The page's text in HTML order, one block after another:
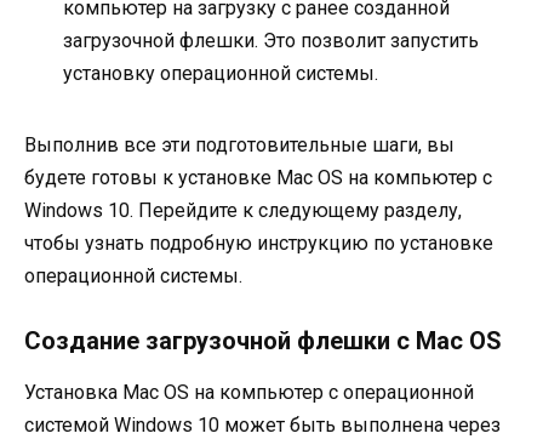
компьютер на загрузку с ранее созданной
загрузочной флешки. Это позволит запустить
установку операционной системы.
Выполнив все эти подготовительные шаги, вы
будете готовы к установке Mac OS на компьютер с
Windows 10. Перейдите к следующему разделу,
чтобы узнать подробную инструкцию по установке
операционной системы.
Создание загрузочной флешки с Mac OS
Установка Mac OS на компьютер с операционной
системой Windows 10 может быть выполнена через